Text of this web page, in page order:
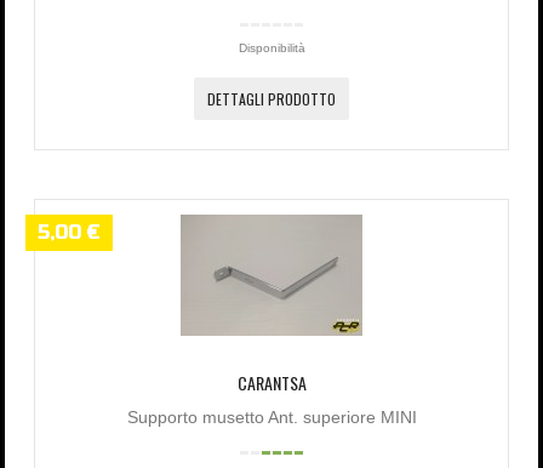
Disponibilità
DETTAGLI PRODOTTO
5,00 €
CARANTSA
Supporto musetto Ant. superiore MINI